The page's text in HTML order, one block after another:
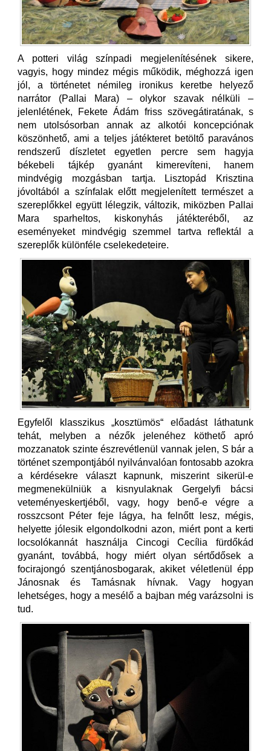
A potteri világ színpadi megjelenítésének sikere,
vagyis, hogy mindez mégis működik, méghozzá igen
jól, a történetet némileg ironikus keretbe helyező
narrátor (Pallai Mara) – olykor szavak nélküli –
jelenlétének, Fekete Ádám friss szövegátiratának, s
nem utolsósorban annak az alkotói koncepciónak
köszönhető, ami a teljes játékteret betöltő paravános
rendszerű díszletet egyetlen percre sem hagyja
békebeli tájkép gyanánt kimerevíteni, hanem
mindvégig mozgásban tartja. Lisztopád Krisztina
jóvoltából a színfalak előtt megjelenített természet a
szereplőkkel együtt lélegzik, változik, miközben Pallai
Mara sparheltos, kiskonyhás játékteréből, az
eseményeket mindvégig szemmel tartva reflektál a
szereplők különféle cselekedeteire.
Egyfelől klasszikus „kosztümös“ előadást láthatunk
tehát, melyben a nézők jelenéhez köthető apró
mozzanatok szinte észrevétlenül vannak jelen, S bár a
történet szempontjából nyilvánvalóan fontosabb azokra
a kérdésekre választ kapnunk, miszerint sikerül-e
megmenekülniük a kisnyulaknak Gergelyfi bácsi
veteményeskertjéből, vagy, hogy benő-e végre a
rosszcsont Péter feje lágya, ha felnőtt lesz, mégis,
helyette jólesik elgondolkodni azon, miért pont a kerti
locsolókannát használja Cincogi Cecília fürdőkád
gyanánt, továbbá, hogy miért olyan sértődősek a
focirajongó szentjánosbogarak, akiket véletlenül épp
Jánosnak és Tamásnak hívnak. Vagy hogyan
lehetséges, hogy a mesélő a bajban még varázsolni is
tud.